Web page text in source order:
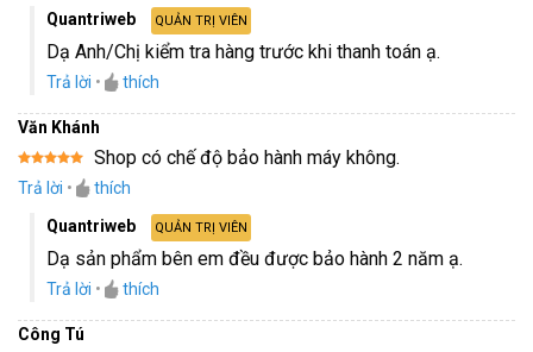
Quantriweb
QUẢN TRỊ VIÊN
Dạ Anh/Chị kiểm tra hàng trước khi thanh toán ạ.
Trả lời • thích
Văn Khánh
Được xếp
hạng5 5
Shop có chế độ bảo hành máy không.
Trả lời •
thích
Quantriweb
QUẢN TRỊ VIÊN
Dạ sản phẩm bên em đều được bảo hành 2 năm ạ.
Trả lời • thích
Công Tú